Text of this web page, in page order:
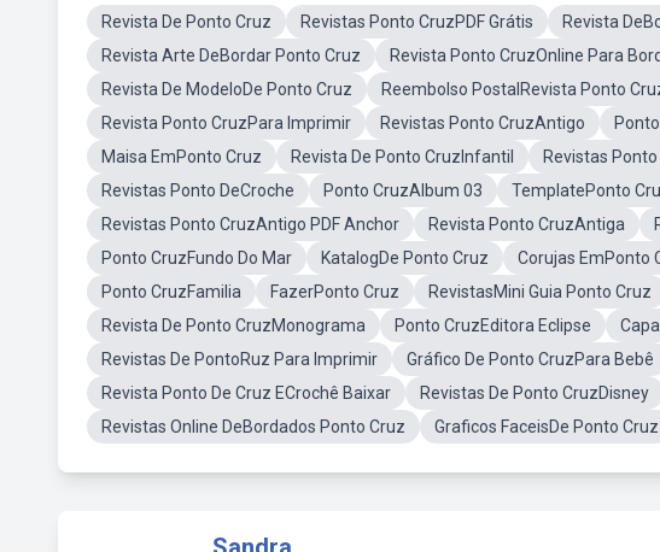
Revista De Ponto Cruz Revistas Ponto CruzPDF Grátis Revista
Revista Arte DeBordar Ponto Cruz
Revista Ponto CruzOnline Para
Revista De ModeloDe Ponto Cruz
Reembolso PostalRevista Ponto
Revista Ponto CruzPara Imprimir
Revistas Ponto CruzAntigo
Maisa EmPonto Cruz
Revista De Ponto CruzInfantil Revistas
Revistas Ponto DeCroche
Ponto CruzAlbum 03 TemplatePonto
Revistas Ponto CruzAntigo PDF Anchor
Revista Ponto CruzAntiga
Ponto CruzFundo Do Mar
KatalogDe Ponto Cruz Corujas EmPonto
Ponto CruzFamilia
FazerPonto Cruz RevistasMini Guia Ponto Cruz
Revista De Ponto CruzMonograma
Ponto CruzEditora Eclipse
Revistas De PontoRuz Para Imprimir
Gráfico De Ponto CruzPara Bebê
Revista Ponto De Cruz ECrochê Baixar
Revistas De Ponto CruzDisney
Revistas Online DeBordados Ponto Cruz
Graficos FaceisDe Ponto Cruz